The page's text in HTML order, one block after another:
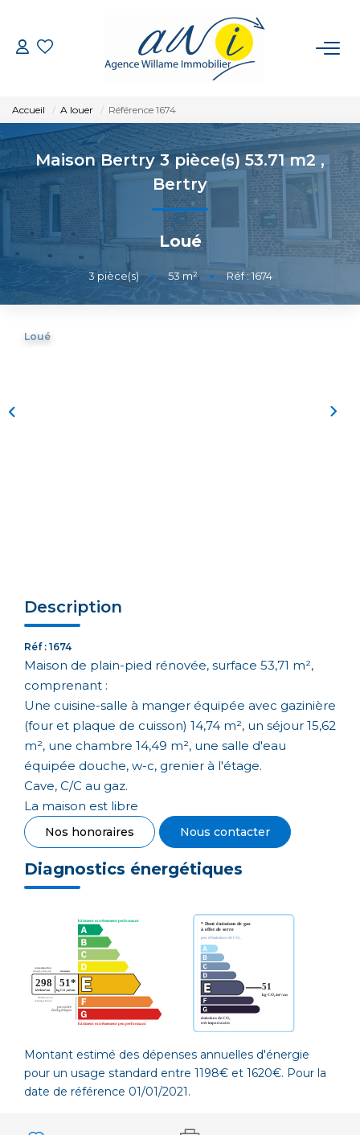
LOCATION
GESTION
ESTIMATION
CONTACT
Accueil A louer Référence 1674
Maison Bertry 3 pièce(s) 53.71 m2,
Bertry
Loué
3 pièce(s) • 53 m² • Réf : 1674
Loué
Description
Réf : 1674
Maison de plain-pied rénovée, surface 53,71 m²,
comprenant :
Une cuisine-salle à manger équipée avec gazinière
(four et plaque de cuisson) 14,74 m², un séjour 15,62
m², une chambre 14,49 m², une salle d'eau
équipée douche, w-c, grenier à l'étage.
Cave, C/C au gaz.
La maison est libre
Nos honoraires Nous contacter
Diagnostics énergétiques
Montant estimé des dépenses annuelles d'énergie
pour un usage standard entre 1198€ et 1620€. Pour la
date de référence 01/01/2021.